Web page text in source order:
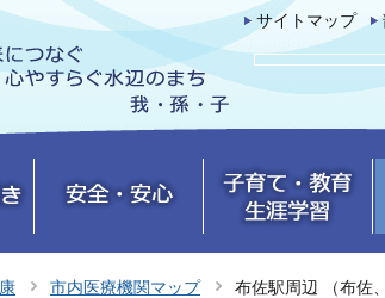
サイトマップ
市内医療機関マップ 布佐駅周辺 （布佐